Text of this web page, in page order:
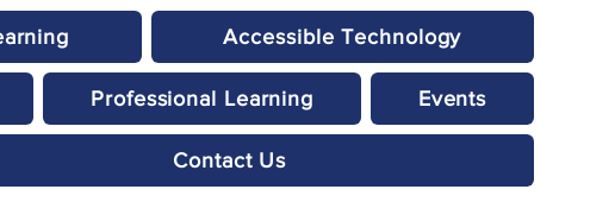
Accessible Technology
Professional Learning Events
Contact Us